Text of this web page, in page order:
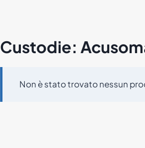
Custodie:
Non è stato trovato nessun